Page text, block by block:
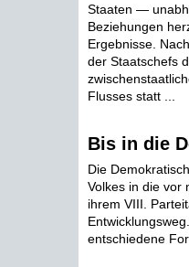
Staaten —
Beziehungen
Ergebnisse.
der Staatschefs
Flusses statt ...
Bis in die
Die
Volkes in die vor
ihrem VIII.
entschiedene